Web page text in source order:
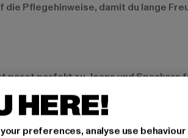
Pflegehinweise, damit du lange
perfekt zu Jeans und Sneakers
Für einen echten Serien-Marathon
im Friends-Design. Accessoires
HERE!
preferences, analyse use